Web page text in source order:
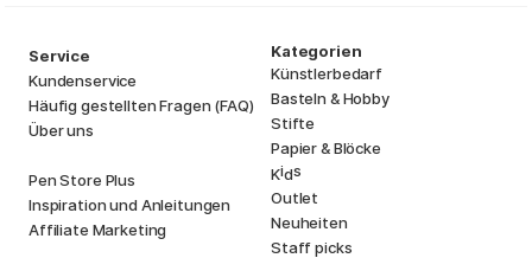
Service
Kundenservice
Häufig gestellten Fragen (FAQ)
Über uns
Pen Store Plus
Inspiration und Anleitungen
Affiliate Marketing
Kategorien
Künstlerbedarf
Basteln & Hobby
Stifte
Papier & Blöcke
Kids
Outlet
Neuheiten
Staff picks